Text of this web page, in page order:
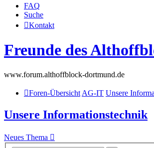
FAQ
Suche
Kontakt
Freunde des
www.forum.althoffblock-dortmund.de
Foren-Übersicht AG-IT Unsere
Unsere Informationstechnik
Neues Thema